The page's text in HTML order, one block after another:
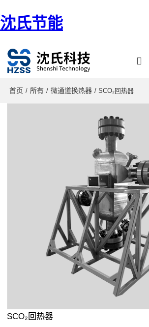
沈氏节能
首页 / 所有 / 微通道换热器 / SCO₂回热器
SCO₂回热器